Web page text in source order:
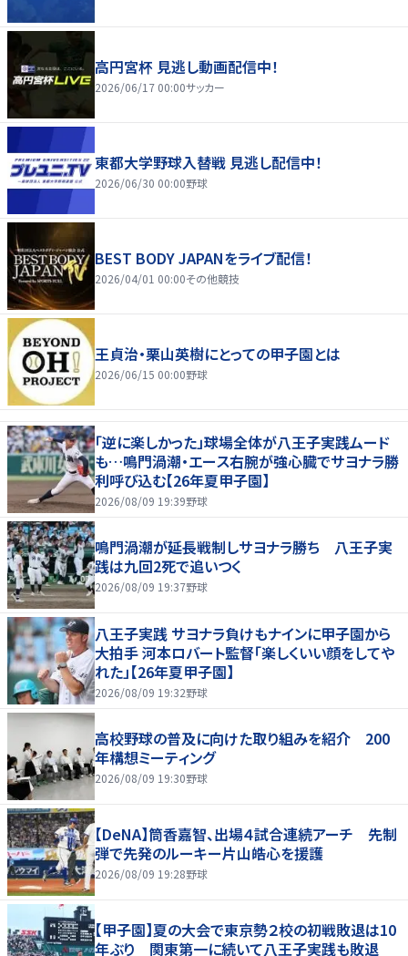
高円宮杯 見逃し動画配信中！
2026/06/17 00:00サッカー
東都大学野球入替戦 見逃し配信中！
2026/06/30 00:00野球
BEST BODY JAPANをライブ配信！
2026/04/01 00:00その他競技
王貞治・栗山英樹にとっての甲子園とは
2026/06/15 00:00野球
「逆に楽しかった」球場全体が八王子実践ムード
も…鳴門渦潮・エース右腕が強心臓でサヨナラ勝
利呼び込む【26年夏甲子園】
2026/08/09 19:39野球
鳴門渦潮が延長戦制しサヨナラ勝ち 八王子実
践は九回2死で追いつく
2026/08/09 19:37野球
八王子実践 サヨナラ負けもナインに甲子園から
大拍手 河本ロバート監督「楽しくいい顔をしてや
れた」【26年夏甲子園】
2026/08/09 19:32野球
高校野球の普及に向けた取り組みを紹介 200
年構想ミーティング
2026/08/09 19:30野球
【DeNA】筒香嘉智、出場４試合連続アーチ 先制
弾で先発のルーキー片山皓心を援護
2026/08/09 19:28野球
【甲子園】夏の大会で東京勢２校の初戦敗退は10
年ぶり 関東第一に続いて八王子実践も敗退